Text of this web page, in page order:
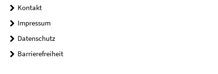
Kontakt
Impressum
Datenschutz
Barrierefreiheit